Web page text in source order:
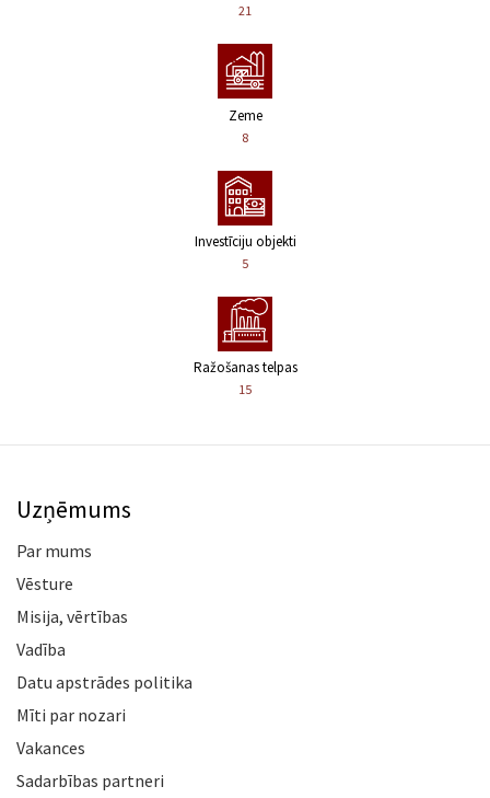
21
Zeme
8
Investīciju objekti
5
Ražošanas telpas
15
Uzņēmums
Par mums
Vēsture
Misija, vērtības
Vadība
Datu apstrādes politika
Mīti par nozari
Vakances
Sadarbības partneri